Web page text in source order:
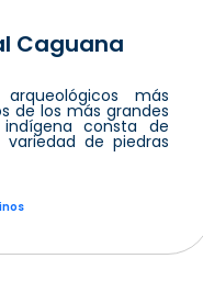
Caguana
más
de los más grandes
consta de
de piedras